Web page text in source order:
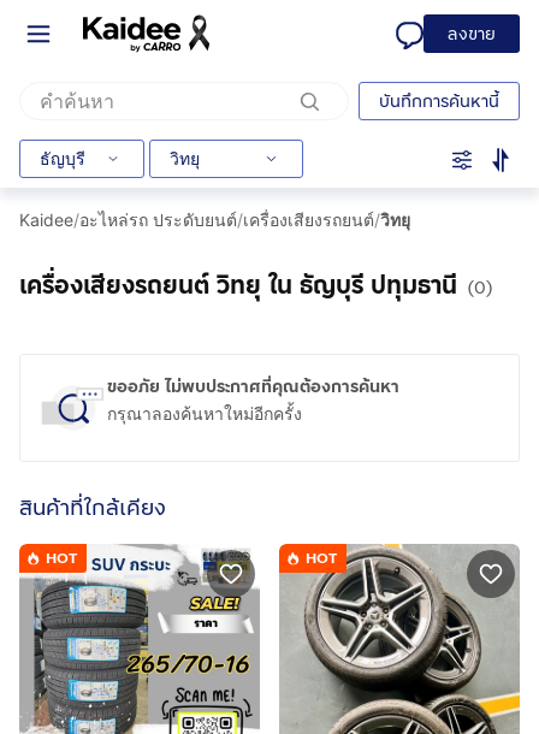
ลงขาย
บันทึกการค้นหานี้
ธัญบุรี วิทยุ
Kaidee/อะไหล่รถ ประดับยนต์/เครื่องเสียงรถยนต์/วิทยุ
เครื่องเสียงรถยนต์ วิทยุ ใน ธัญบุรี ปทุมธานี (0)
ขออภัย ไม่พบประกาศที่คุณต้องการค้นหา
กรุณาลองค้นหาใหม่อีกครั้ง
สินค้าที่ใกล้เคียง
HOT HOT